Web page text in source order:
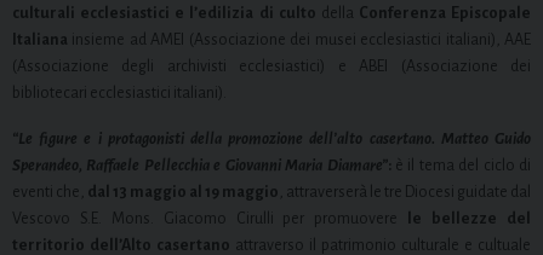
culturali ecclesiastici e l’edilizia di culto della Conferenza Episcopale
Italiana insieme ad AMEI (Associazione dei musei ecclesiastici italiani), AAE
(Associazione degli archivisti ecclesiastici) e ABEI (Associazione dei
bibliotecari ecclesiastici italiani).
“Le figure e i protagonisti della promozione dell’alto casertano. Matteo Guido
Sperandeo, Raffaele Pellecchia e Giovanni Maria Diamare”: è il tema del ciclo di
eventi che, dal 13 maggio al 19 maggio , attraverserà le tre Diocesi guidate dal
Vescovo S.E. Mons. Giacomo Cirulli per promuovere
le bellezze del
territorio dell’Alto casertano attraverso il patrimonio culturale e cultuale